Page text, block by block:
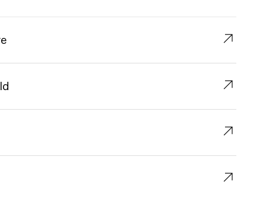
↗︎
↗︎
↗︎
↗︎